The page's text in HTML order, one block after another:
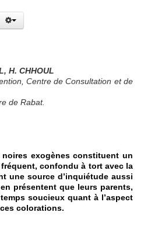
H. CHHOUL
Centre de Consultation et de
de Rabat.
exogènes constituent un
confondu à tort avec la
une source d’inquiétude aussi
présentent que leurs parents,
soucieux quant à l’aspect
colorations.